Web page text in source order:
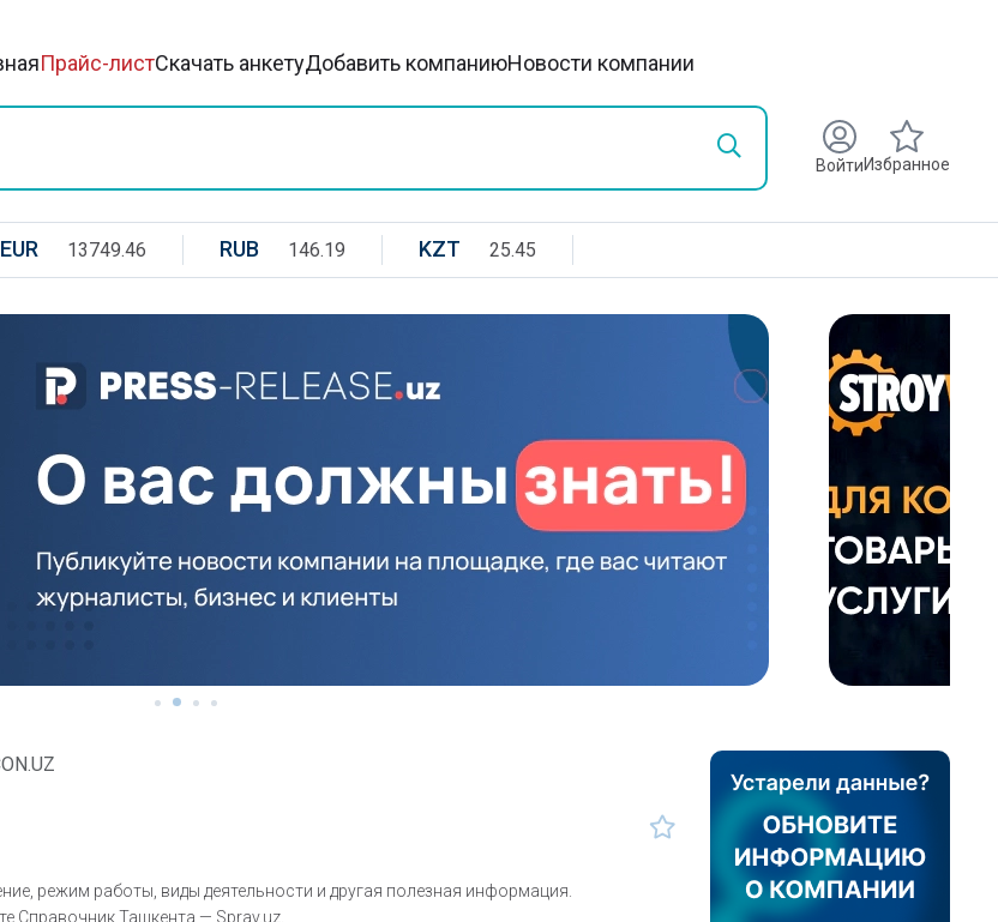
Прайс-листСкачать анкетуДобавить компаниюНовости компании
ВойтиИзбранное
EUR 13749.46 RUB 146.19 KZT 25.45
режим работы, виды деятельности и другая полезная информация.
Справочник Ташкента — Sprav.uz.